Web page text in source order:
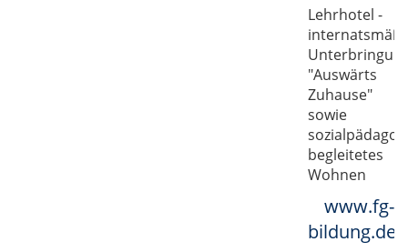
Lehrhotel -
"Auswärts
Zuhause"
sowie
begleitetes
Wohnen
www.fg-
bildung.de